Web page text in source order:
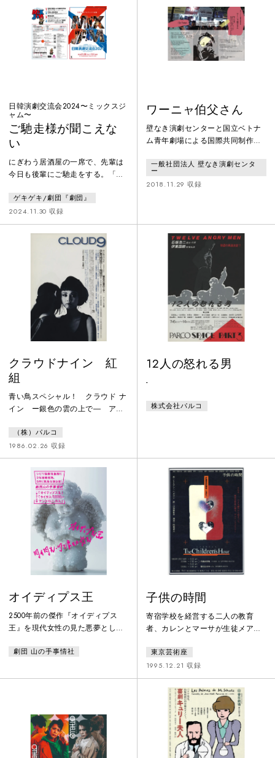
PLAY”にノミネート、『21世紀の
クリスマスキャロル』と評され、
世界中で上演されてきた傑作芝居
日韓演劇交流会2024〜ミックスジ
ャム〜
ご馳走様が聞こえな
い
にぎわう居酒屋の一席で、先輩は
今日も後輩にご馳走をする。「俺
ら」それは至る所で行われてきた
教えと学び 美しき風習のバトン
リレー。しかしそんな場に、不祥
事の責任で会社を追われた、『か
つての先輩』が現れる。おごる義
務、おごられる責任。人間関係や
仕事の在り方、令和時代の飲み会
を描くハートフルコメディ！
ゲキゲキ/劇団『劇団』
2024.11.30 収録
ワーニャ伯父さん
壁なき演劇センターと国立ベトナ
ム青年劇場による国際共同制作ベ
場の俳優と日本の俳優が融合し、
び交う現代感覚に彩られた情熱的
とソーニャは長年セレブリャコー
フの活動を支えてきた。そこへ彼
が後妻エレーナを連れてやって来
る。そこでワーニャは今までの自
分の彼への献身が無意味だったこ
とを知る。
一般社団法人 壁なき演劇センタ
ー
2018.11.29 収録
クラウドナイン 紅
組
青い鳥スペシャル！ クラウド ナ
イン ー銀色の雲の上で― アン
（株）パルコ
1986.02.26 収録
12人の怒れる男
-
株式会社パルコ
オイディプス王
2500年前の傑作『オイディプス
王』を現代女性の見た悪夢として
界を描いた。ギリシア悲劇の世界
大きな反響を呼び、2002年の初演
際演劇祭でも上演。本映像は同年
凱旋公演の模様を収録。
劇団 山の手事情社
子供の時間
寄宿学校を経営する二人の教育
者、カレンとマーサが生徒メアリ
れ学校はつぶれてしまう。カレン
は婚約者ジョーマーサとの仲を疑
っていると考え別れてしまう。マ
ーサは自分が同性愛者であること
否定していたが実はカレンを愛し
ていたと気づき自殺する。「大
人」を生きる子どもと「大人」を
生きる大人と「子ども」を生きる
大人の物語。
東京芸術座
1995.12.21 収録